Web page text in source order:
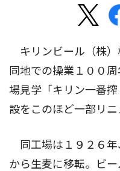
キリンビール（株）
同地での操業１００
場見学「キリン一番
設をこのほど一部リニ
同工場は１９２６年
から生麦に移転。ビ